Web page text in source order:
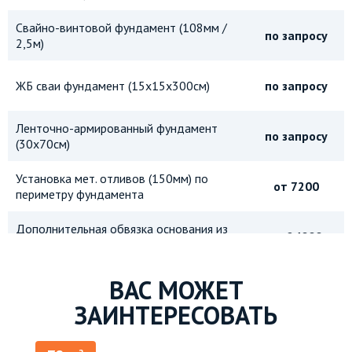
Свайно-винтовой фундамент (108мм /
2,5м)
по запросу
ЖБ сваи фундамент (15х15х300см) по запросу
Ленточно-армированный фундамент
(30х70см)
по запросу
Установка мет. отливов (150мм) по
периметру фундамента
от 7200
Дополнительная обвязка основания из
от 24000
Дополнительная обвязка основания из
бруса 150х200мм
Металлическая защитная сетка от
грызунов
ВАС МОЖЕТ
ЗАИНТЕРЕСОВАТЬ